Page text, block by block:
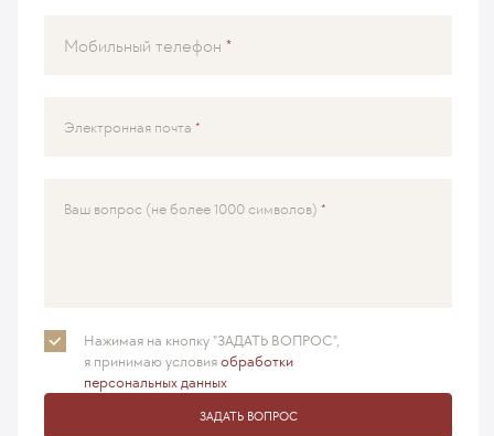
Мобильный телефон
Электронная почта
Ваш вопрос (не более 1000 символов)
Нажимая на кнопку "ЗАДАТЬ ВОПРОС",
я принимаюусловияобработки
персональных данных
ЗАДАТЬ ВОПРОС